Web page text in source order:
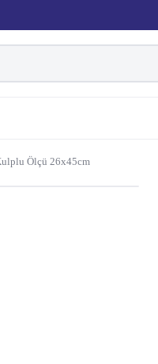
Ölçü 26x45cm